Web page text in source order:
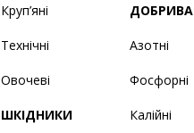
Круп’яні
Технічні
Овочеві
ШКІДНИКИ
ДОБРИВА
Азотні
Фосфорні
Калійні